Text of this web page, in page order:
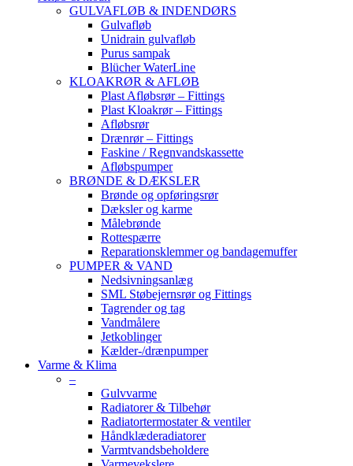
GULVAFLØB & INDENDØRS
Gulvafløb
Unidrain gulvafløb
Purus sampak
Blücher WaterLine
KLOAKRØR & AFLØB
Plast Afløbsrør – Fittings
Plast Kloakrør – Fittings
Afløbsrør
Drænrør – Fittings
Faskine / Regnvandskassette
Afløbspumper
BRØNDE & DÆKSLER
Brønde og opføringsrør
Dæksler og karme
Målebrønde
Rottespærre
Reparationsklemmer og bandagemuffer
PUMPER & VAND
Nedsivningsanlæg
SML Støbejernsrør og Fittings
Tagrender og tag
Vandmålere
Jetkoblinger
Kælder-/drænpumper
Varme & Klima
–
Gulvvarme
Radiatorer & Tilbehør
Radiatortermostater & ventiler
Håndklæderadiatorer
Varmtvandsbeholdere